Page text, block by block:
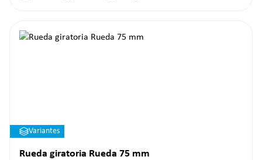
Variantes
Rueda giratoria Rueda 75 mm